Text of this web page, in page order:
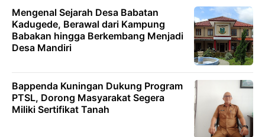
Mengenal Sejarah Desa Babatan
Kadugede, Berawal dari Kampung
Babakan hingga Berkembang Menjadi
Desa Mandiri
Bappenda Kuningan Dukung Program
PTSL, Dorong Masyarakat Segera
Miliki Sertifikat Tanah